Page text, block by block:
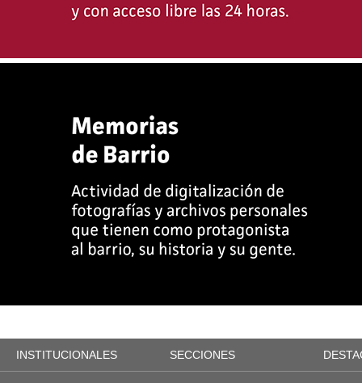
INSTITUCIONALES SECCIONES